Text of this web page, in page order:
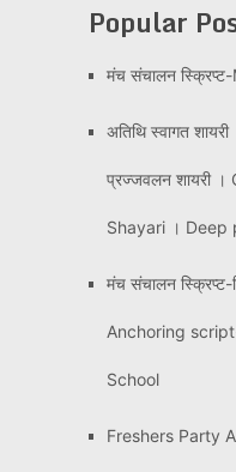
Popular
मंच संचालन
अतिथि स्वागत
प्रज्जवलन शायरी
Shayari । Deep
मंच संचालन स्क्रिप्ट-
Anchoring
School
Freshers Party